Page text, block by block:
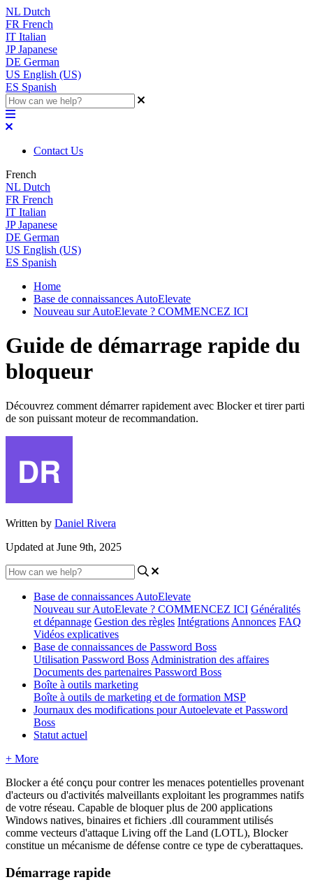
NL Dutch
FR French
IT Italian
JP Japanese
DE German
US English (US)
ES Spanish
Contact Us
French
NL Dutch
FR French
IT Italian
JP Japanese
DE German
US English (US)
ES Spanish
Home
Base de connaissances AutoElevate
Nouveau sur AutoElevate ? COMMENCEZ ICI
Guide de démarrage rapide du
bloqueur
Découvrez comment démarrer rapidement avec Blocker et tirer parti
de son puissant moteur de recommandation.
Written by Daniel Rivera
Updated at June 9th, 2025
Base de connaissances AutoElevate
Nouveau sur AutoElevate ? COMMENCEZ ICI Généralités
et dépannage Gestion des règles Intégrations Annonces FAQ
Vidéos explicatives
Base de connaissances de Password Boss
Utilisation Password Boss Administration des affaires
Documents des partenaires Password Boss
Boîte à outils marketing
Boîte à outils de marketing et de formation MSP
Journaux des modifications pour Autoelevate et Password
Boss
Statut actuel
+ More
Blocker a été conçu pour contrer les menaces potentielles provenant
d'acteurs ou d'activités malveillants exploitant les programmes natifs
de votre réseau. Capable de bloquer plus de 200 applications
Windows natives, binaires et fichiers .dll couramment utilisés
comme vecteurs d'attaque Living off the Land (LOTL), Blocker
constitue un mécanisme de défense contre ce type de cyberattaques.
Démarrage rapide